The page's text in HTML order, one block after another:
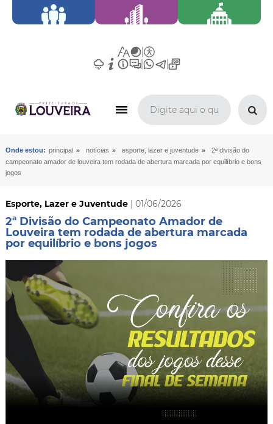
Onde estou: principal » notícias » esporte, lazer e juventude »
2ª divisão do
campeonato amador de louveira tem rodada de abertura marcada por equilíbrio e bons
jogos
Esporte, Lazer e Juventude| 01/06/2026
2ª Divisão do Campeonato Amador de
Louveira tem rodada de abertura marcada
por equilíbrio e bons jogos